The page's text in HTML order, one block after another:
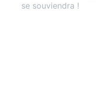
se souviendra !